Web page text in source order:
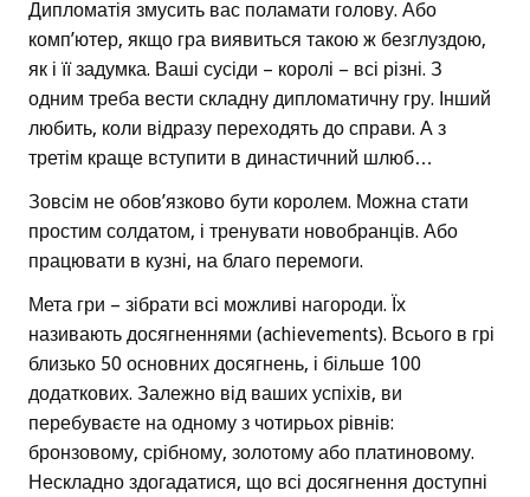
Дипломатія змусить вас поламати голову. Або
комп’ютер, якщо гра виявиться такою ж безглуздою,
як і її задумка. Ваші сусіди – королі – всі різні. З
одним треба вести складну дипломатичну гру. Інший
любить, коли відразу переходять до справи. А з
третім краще вступити в династичний шлюб…
Зовсім не обов’язково бути королем. Можна стати
простим солдатом, і тренувати новобранців. Або
працювати в кузні, на благо перемоги.
Мета гри – зібрати всі можливі нагороди. Їх
називають досягненнями (achievements). Всього в грі
близько 50 основних досягнень, і більше 100
додаткових. Залежно від ваших успіхів, ви
перебуваєте на одному з чотирьох рівнів:
бронзовому, срібному, золотому або платиновому.
Нескладно здогадатися, що всі досягнення доступні